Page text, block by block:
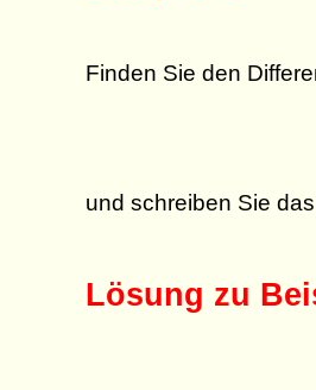
Finden Sie den
und schreiben Sie
Lösung zu